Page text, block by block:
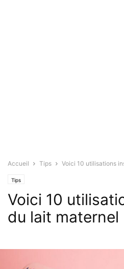
Accueil Tips Voici 10 utilisations
Tips
Voici 10
du lait maternel